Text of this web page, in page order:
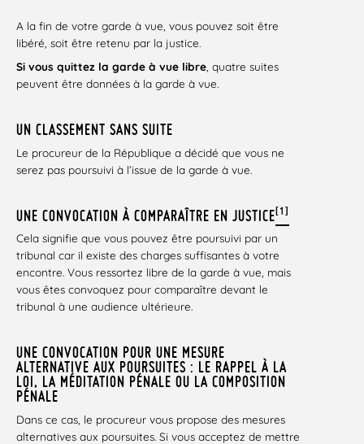
A la fin de votre garde à vue, vous pouvez soit être
libéré, soit être retenu par la justice.
Si vous quittez la garde à vue libre , quatre suites
peuvent être données à la garde à vue.
UN CLASSEMENT SANS SUITE
Le procureur de la République a décidé que vous ne
serez pas poursuivi à l’issue de la garde à vue.
UNE CONVOCATION À COMPARAÎTRE EN JUSTICE [1]
Cela signifie que vous pouvez être poursuivi par un
tribunal car il existe des charges suffisantes à votre
encontre. Vous ressortez libre de la garde à vue, mais
vous êtes convoquez pour comparaître devant le
tribunal à une audience ultérieure.
UNE CONVOCATION POUR UNE MESURE
ALTERNATIVE AUX POURSUITES : LE RAPPEL À LA
LOI, LA MÉDITATION PÉNALE OU LA COMPOSITION
PÉNALE
Dans ce cas, le procureur vous propose des mesures
alternatives aux poursuites. Si vous acceptez de mettre